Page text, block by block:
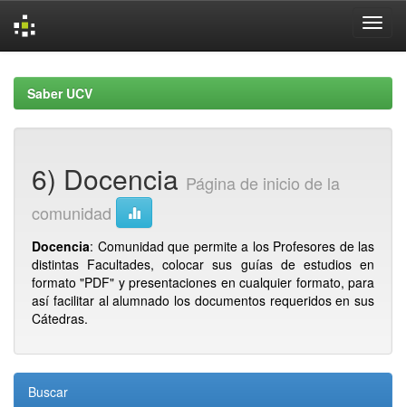
navigationSaber UCV
6) Docencia Página de inicio de la
comunidad
Docencia: Comunidad que permite a los Profesores de las
distintas Facultades, colocar sus guías de estudios en
formato "PDF" y presentaciones en cualquier formato, para
así facilitar al alumnado los documentos requeridos en sus
Cátedras.
Buscar